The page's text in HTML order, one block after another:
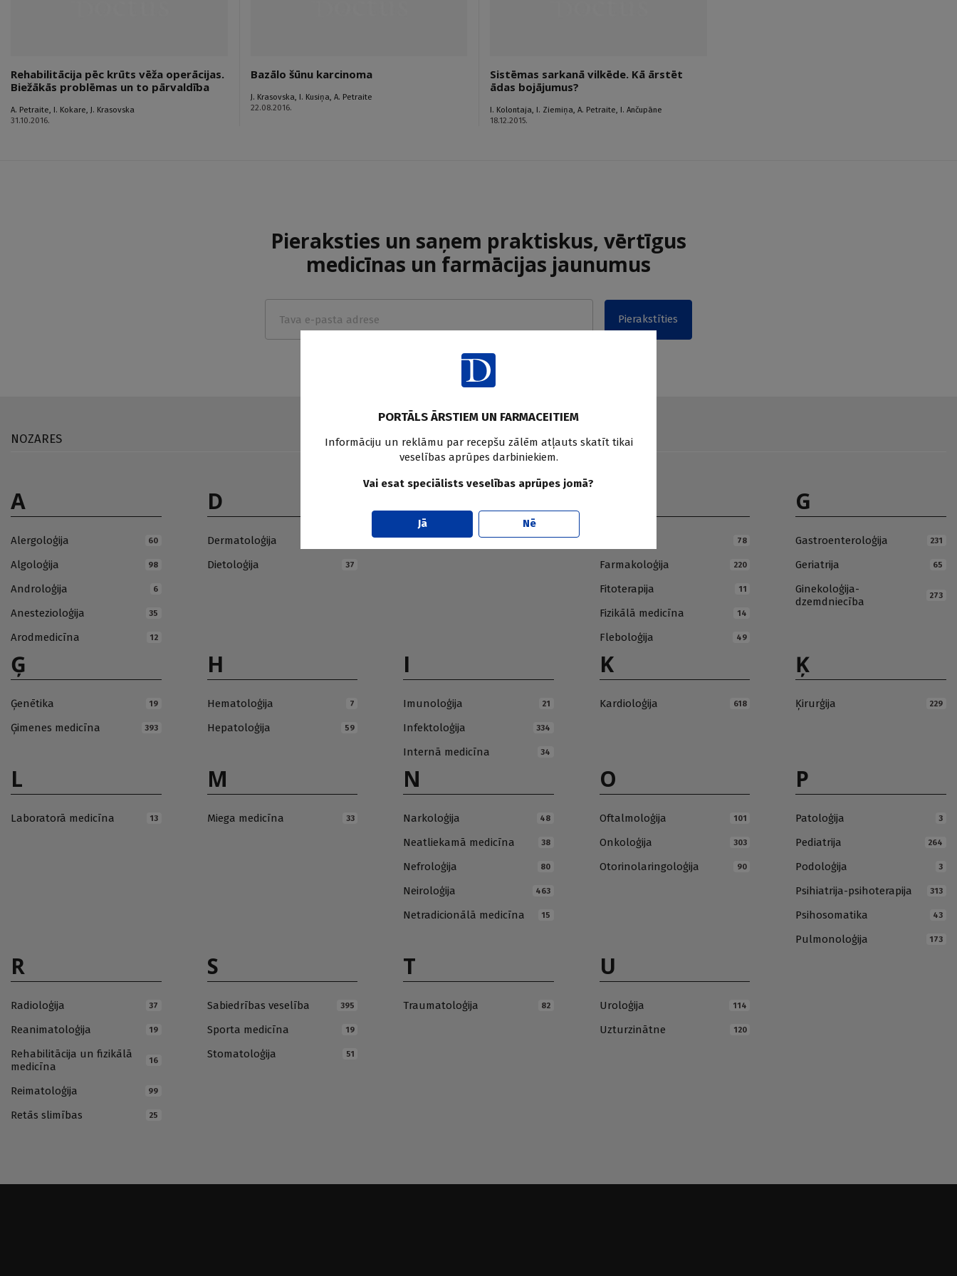
Rehabilitācija pēc krūts vēža operācijas.
Biežākās problēmas un to pārvaldība
A. Petraite, I. Kokare, J. Krasovska
31.10.2016.
Bazālo šūnu karcinoma
J. Krasovska, I. Kusiņa, A. Petraite
22.08.2016.
Sistēmas sarkanā vilkēde. Kā ārstēt
ādas bojājumus?
I. Kolontaja, I. Ziemiņa, A. Petraite, I. Ančupāne
18.12.2015.
Pieraksties un saņem praktiskus, vērtīgus
medicīnas un farmācijas jaunumus
Pierakstīties
NOZARES
A
Alergoloģija 60
Algoloģija 98
Androloģija 6
Anestezioloģija 35
Arodmedicīna 12
D
Dermatoloģija
Dietoloģija 37
Endokrinoloģija 413 78
Farmakoloģija 220
Fitoterapija 11
Fizikālā medicīna 14
Fleboloģija 49
G
Gastroenteroloģija 231
Geriatrija 65
Ginekoloģija-
dzemdniecība
273
Ģ
Ģenētika 19
Ģimenes medicīna 393
H
Hematoloģija 7
Hepatoloģija 59
I
Imunoloģija 21
Infektoloģija 334
Internā medicīna 34
K
Kardioloģija 618
Ķ
Ķirurģija 229
L
Laboratorā medicīna 13
M
Miega medicīna 33
N
Narkoloģija 48
Neatliekamā medicīna 38
Nefroloģija 80
Neiroloģija 463
Netradicionālā medicīna 15
O
Oftalmoloģija 101
Onkoloģija 303
Otorinolaringoloģija 90
P
Patoloģija 3
Pediatrija 264
Podoloģija 3
Psihiatrija-psihoterapija 313
Psihosomatika 43
Pulmonoloģija 173
R
Radioloģija 37
Reanimatoloģija 19
Rehabilitācija un fizikālā
medicīna
16
Reimatoloģija 99
Retās slimības 25
S
Sabiedrības veselība 395
Sporta medicīna 19
Stomatoloģija 51
T
Traumatoloģija 82
U
Uroloģija 114
Uzturzinātne 120
PORTĀLS ĀRSTIEM UN FARMACEITIEM
Informāciju un reklāmu par recepšu zālēm atļauts skatīt tikai
veselības aprūpes darbiniekiem.
Vai esat speciālists veselības aprūpes jomā?
Jā Nē